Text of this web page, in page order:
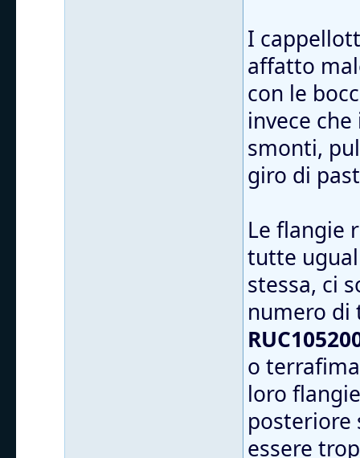
I
affatto
con le
invece
smonti,
giro di
Le flangie
tutte
stessa, ci
numero
o
loro
posteriore
essere